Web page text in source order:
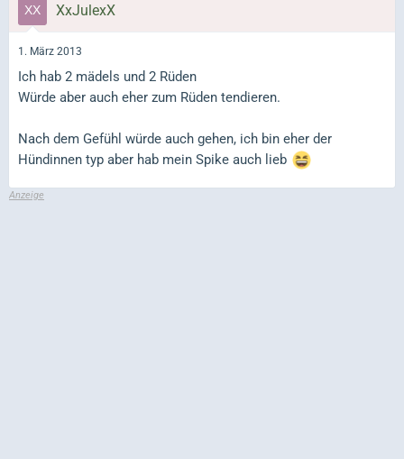
XxJulexX
1. März 2013
Ich hab 2 mädels und 2 Rüden
Würde aber auch eher zum Rüden tendieren.
Nach dem Gefühl würde auch gehen, ich bin eher der
Hündinnen typ aber hab mein Spike auch lieb